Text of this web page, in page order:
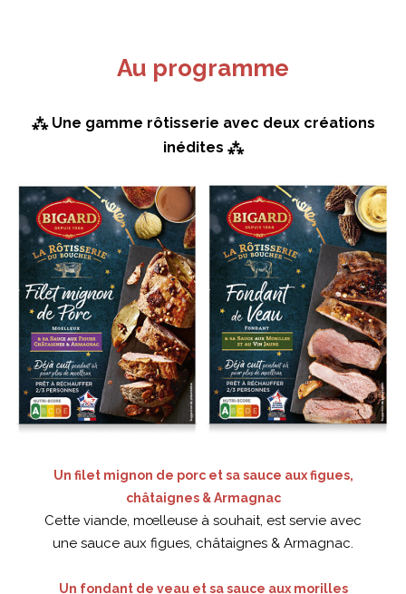
Au programme
⁂ Une gamme rôtisserie avec deux créations
inédites ⁂
Un filet mignon de porc et sa sauce aux figues,
châtaignes & Armagnac
Cette viande, mœlleuse à souhait, est servie avec
une sauce aux figues, châtaignes & Armagnac.
Un fondant de veau et sa sauce aux morilles